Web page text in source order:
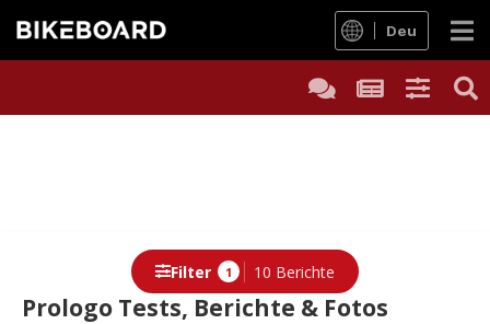
Deu
Prologo Tests, Berichte & Fotos
Filter 1 10 Berichte